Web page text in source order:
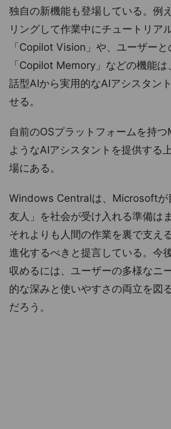
独自の新機能も登場している。例
リングして作業中にチュートリア
「Copilot Vision」や、ユーザー
「Copilot Memory」などの機能は、
話型AIから実用的なAIアシスタン
せる。
自前のOSプラットフォームを持
ようなAIアシスタントを提供する
場にある。
Windows Centralは、Microsoftが
友人」を社会が受け入れる準備は
それよりも人間の作業を裏で支え
進化するべきと提言している。今
収めるには、ユーザーの多様なニ
的な深みと使いやすさの両立を図
だろう。